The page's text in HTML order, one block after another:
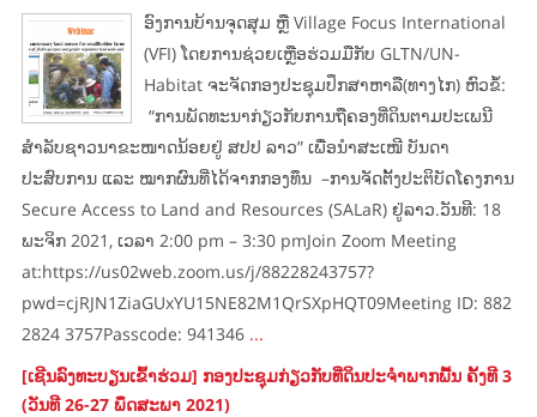
ອົງການບ້ານຈຸດສຸມ ຫຼື Village Focus International
(VFI) ໂດຍການຊ່ວຍເຫຼືອຮ່ວມມືກັບ GLTN/UN-
Habitat ຈະຈັດກອງປະຊຸມປຶກສາຫາລື(ທາງໄກ) ຫົວຂໍ້:
“ການພັດທະນາກ່ຽວກັບການຖືຄອງທີ່ດິນຕາມປະເພນີ
ສຳລັບຊາວນາຂະໜາດນ້ອຍຢູ່ ສປປ ລາວ” ເພື່ອນຳສະເໜີ ບັນດາ
ປະສົບການ ແລະ ໝາກຜົນທີ່ໄດ້ຈາກກອງທຶນ –ການຈັດຕັ້ງປະຕິບັດໂຄງການ
Secure Access to Land and Resources (SALaR) ຢູ່ລາວ.ວັນທີ: 18
ພະຈິກ 2021, ເວລາ 2:00 pm – 3:30 pmJoin Zoom Meeting
at:https://us02web.zoom.us/j/88228243757?
pwd=cjRJN1ZiaGUxYU15NE82M1QrSXpHQT09Meeting ID: 882
2824 3757Passcode: 941346 ...
[ເຊີນລົງທະບຽນເຂົ້າຮ່ວມ​] ກອງປະຊຸມກ່ຽວກັບທີ່ດິນປະຈຳພາກພື້ນ ຄັ້ງທີ 3
(ວັນທີ 26-27 ພຶດສະພາ 2021)